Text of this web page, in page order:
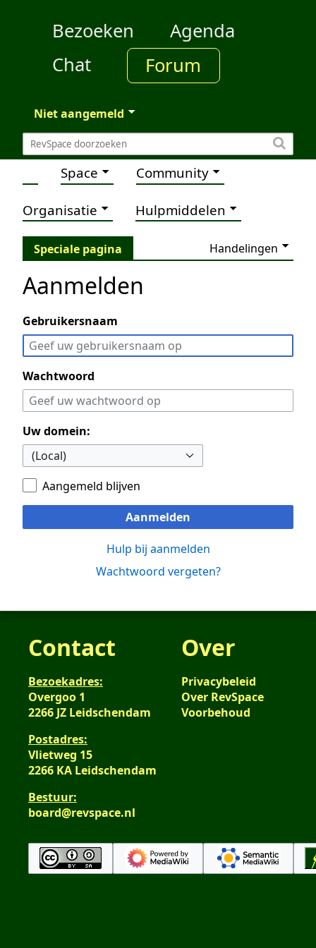
Bezoeken
Agenda
Chat
Forum
Niet aangemeld
Space Community
Organisatie Hulpmiddelen
Speciale pagina Handelingen
Aanmelden
Gebruikersnaam
Wachtwoord
Uw domein:
Aangemeld blijven
Aanmelden
Hulp bij aanmelden
Wachtwoord vergeten?
Contact
Bezoekadres:
Overgoo 1
2266 JZ Leidschendam
Postadres:
Vlietweg 15
2266 KA Leidschendam
Bestuur:
board@revspace.nl
Over
Privacybeleid
Over RevSpace
Voorbehoud